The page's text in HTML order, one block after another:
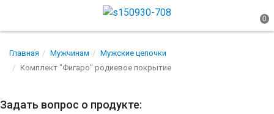
Главная Мужчинам
Мужские цепочки
Комплект "Фигаро" родиевое покрытие
Задать вопрос о продукте: